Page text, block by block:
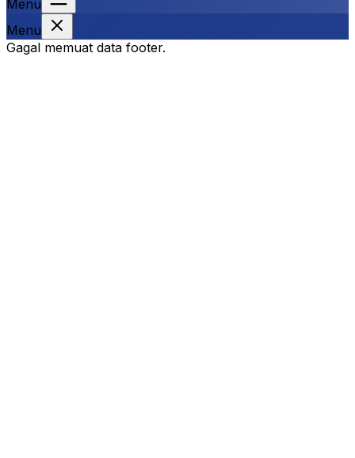
Menu
Menu
Gagal memuat data footer.